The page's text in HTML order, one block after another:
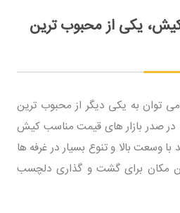
یکی از محبوب ترین
می توان به یکی دیگر از محبوب ترین
صدر بازار های قیمت مناسب کیش
وسعت بالا و تنوع بسیار در غرفه ها
مکان برای گشت و گذاری دلچسب